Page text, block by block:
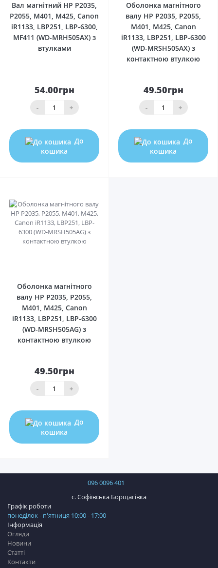
Вал магнітний HP P2035,
P2055, M401, M425, Canon
iR1133, LBP251, LBP-6300,
MF411 (WD-MRH505AX) з
втулками
54.00грн
- +
До
кошика
Оболонка магнітного
валу HP P2035, P2055,
M401, M425, Canon
iR1133, LBP251, LBP-6300
(WD-MRSH505AX) з
контактною втулкою
49.50грн
- +
До
кошика
Оболонка магнітного
валу HP P2035, P2055,
M401, M425, Canon
iR1133, LBP251, LBP-6300
(WD-MRSH505AG) з
контактною втулкою
49.50грн
- +
До
кошика
096 0096 401
с. Софіївська Борщагівка
Інформація
Огляди
Новини
Статті
Контакти
Графік роботи
понеділок - п'ятниця 10:00 - 17:00